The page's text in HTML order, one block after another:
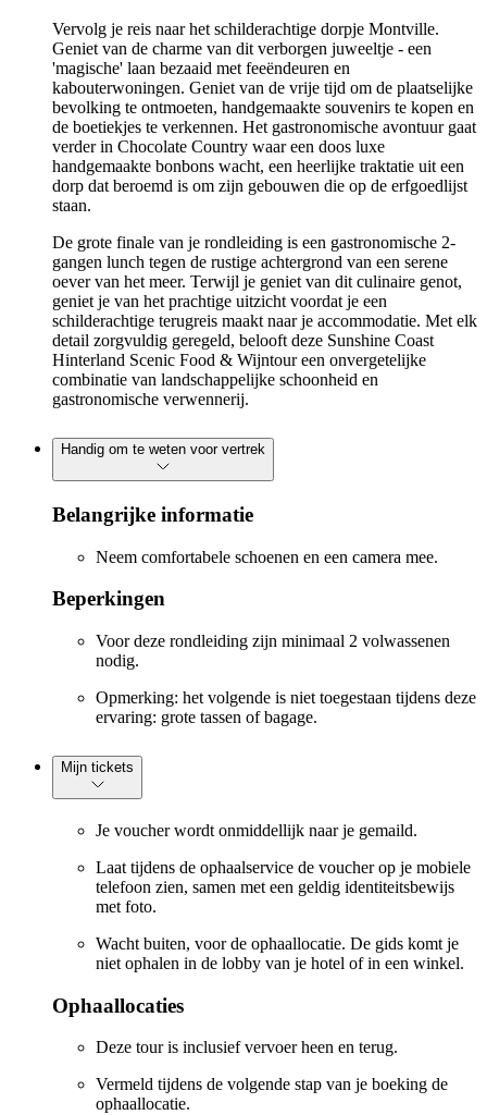
Vervolg je reis naar het schilderachtige dorpje Montville.
Geniet van de charme van dit verborgen juweeltje - een
'magische' laan bezaaid met feeëndeuren en
kabouterwoningen. Geniet van de vrije tijd om de plaatselijke
bevolking te ontmoeten, handgemaakte souvenirs te kopen en
de boetiekjes te verkennen. Het gastronomische avontuur gaat
verder in Chocolate Country waar een doos luxe
handgemaakte bonbons wacht, een heerlijke traktatie uit een
dorp dat beroemd is om zijn gebouwen die op de erfgoedlijst
staan.
De grote finale van je rondleiding is een gastronomische 2-
gangen lunch tegen de rustige achtergrond van een serene
oever van het meer. Terwijl je geniet van dit culinaire genot,
geniet je van het prachtige uitzicht voordat je een
schilderachtige terugreis maakt naar je accommodatie. Met elk
detail zorgvuldig geregeld, belooft deze Sunshine Coast
Hinterland Scenic Food & Wijntour een onvergetelijke
combinatie van landschappelijke schoonheid en
gastronomische verwennerij.
Handig om te weten voor vertrek
Belangrijke informatie
Neem comfortabele schoenen en een camera mee.
Beperkingen
Voor deze rondleiding zijn minimaal 2 volwassenen
nodig.
Opmerking: het volgende is niet toegestaan tijdens deze
ervaring: grote tassen of bagage.
Mijn tickets
Je voucher wordt onmiddellijk naar je gemaild.
Laat tijdens de ophaalservice de voucher op je mobiele
telefoon zien, samen met een geldig identiteitsbewijs
met foto.
Wacht buiten, voor de ophaallocatie. De gids komt je
niet ophalen in de lobby van je hotel of in een winkel.
Ophaallocaties
Deze tour is inclusief vervoer heen en terug.
Vermeld tijdens de volgende stap van je boeking de
ophaallocatie.